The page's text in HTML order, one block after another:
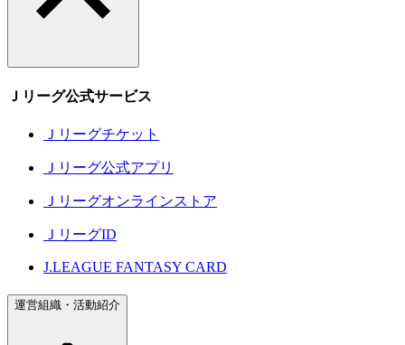
Ｊリーグ公式サービス
Ｊリーグチケット
Ｊリーグ公式アプリ
Ｊリーグオンラインストア
ＪリーグID
J.LEAGUE FANTASY CARD
運営組織・活動紹介